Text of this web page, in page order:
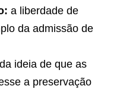
a liberdade de
da admissão de
ideia de que as
a preservação